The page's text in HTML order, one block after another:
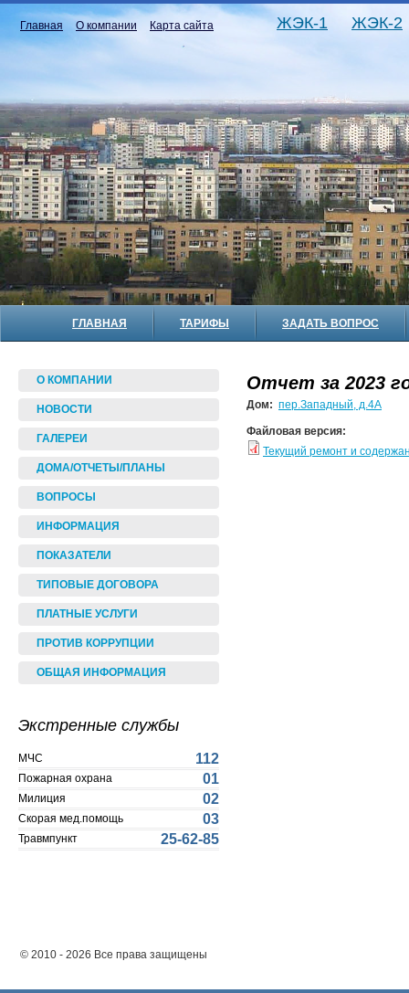
Главная О компании Карта сайта ЖЭК-1 ЖЭК-2
ГЛАВНАЯ ТАРИФЫ ЗАДАТЬ ВОПРОС
О КОМПАНИИ
НОВОСТИ
ГАЛЕРЕИ
ДОМА/ОТЧЕТЫ/ПЛАНЫ
ВОПРОСЫ
ИНФОРМАЦИЯ
ПОКАЗАТЕЛИ
ТИПОВЫЕ ДОГОВОРА
ПЛАТНЫЕ УСЛУГИ
ПРОТИВ КОРРУПЦИИ
ОБЩАЯ ИНФОРМАЦИЯ
Экстренные службы
МЧС 112
Пожарная охрана 01
Милиция 02
Скорая мед.помощь 03
Травмпункт 25-62-85
Отчет за 2023
Дом: пер.Западный, д.4А
Файловая версия:
Текущий ремонт и
© 2010 - 2026 Все права защищены